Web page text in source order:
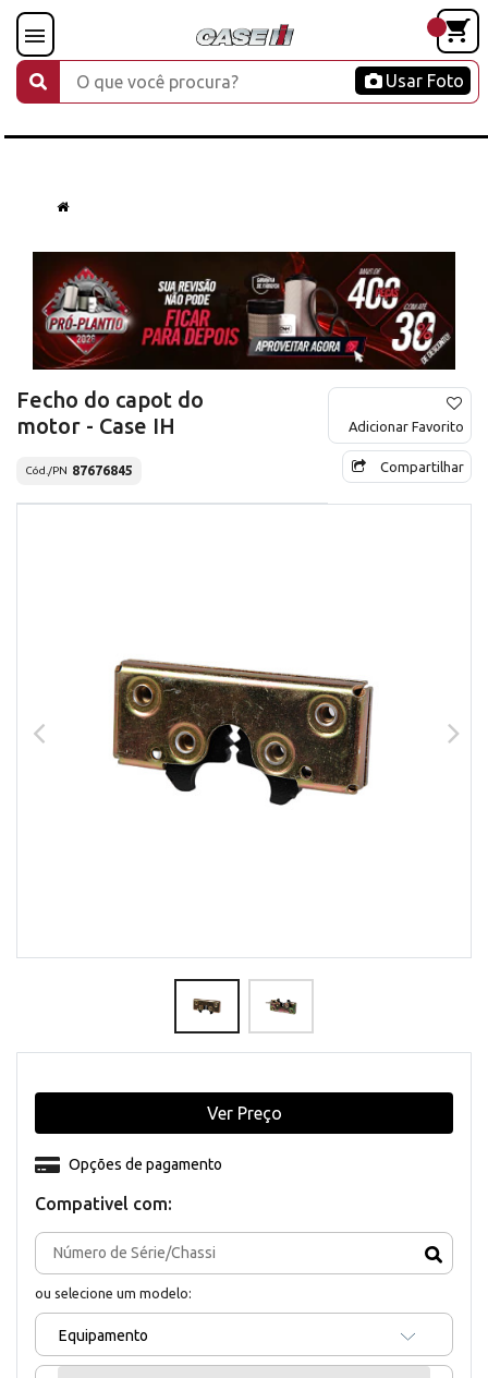
Usar Foto
Fecho do capot do
motor - Case IH
Cód./PN 87676845
Adicionar Favorito
Compartilhar
Compativel com:
ou selecione um modelo:
Equipamento
Opções de pagamento
Ver Preço